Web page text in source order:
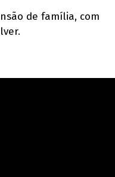
de família, com